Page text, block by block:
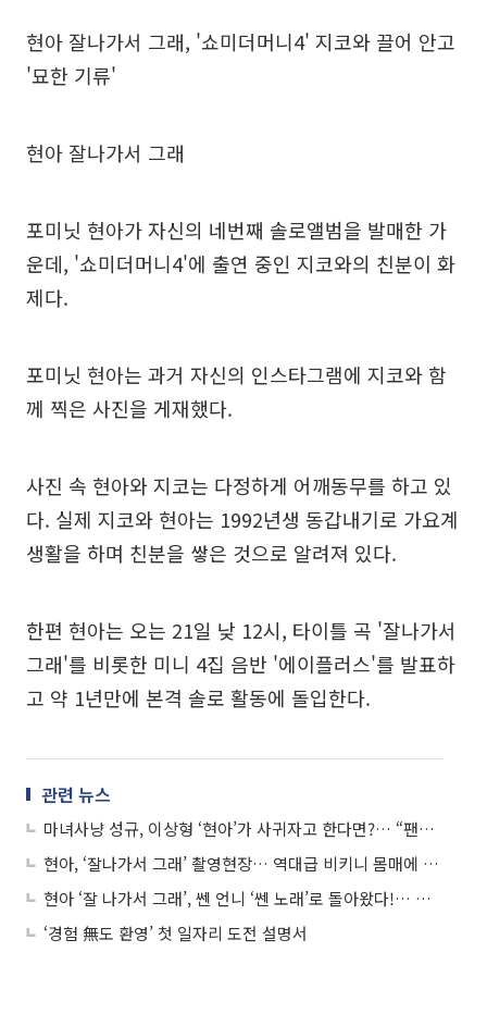
현아 잘나가서 그래, '쇼미더머니4' 지코와 끌어 안고
'묘한 기류'
현아 잘나가서 그래
포미닛 현아가 자신의 네번째 솔로앨범을 발매한 가
운데, '쇼미더머니4'에 출연 중인 지코와의 친분이 화
제다.
포미닛 현아는 과거 자신의 인스타그램에 지코와 함
께 찍은 사진을 게재했다.
사진 속 현아와 지코는 다정하게 어깨동무를 하고 있
다. 실제 지코와 현아는 1992년생 동갑내기로 가요계
생활을 하며 친분을 쌓은 것으로 알려져 있다.
한편 현아는 오는 21일 낮 12시, 타이틀 곡 '잘나가서
그래'를 비롯한 미니 4집 음반 '에이플러스'를 발표하
고 약 1년만에 본격 솔로 활동에 돌입한다.
관련 뉴스
마녀사냥 성규, 이상형 ‘현아’가 사귀자고 한다면?… “팬들 생각해 몰래 만날 것”
현아, ‘잘나가서 그래’ 촬영현장… 역대급 비키니 몸매에 남성팬들 ‘탄성’
현아 ‘잘 나가서 그래’, 쎈 언니 ‘쎈 노래’로 돌아왔다!… 비투비 정일훈 의기투합
‘경험 無도 환영’ 첫 일자리 도전 설명서